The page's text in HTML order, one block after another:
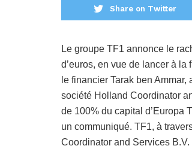
Share on Twitter
Le groupe TF1 annonce le
d’euros, en vue de lancer à
le financier Tarak ben
société Holland Coordinator
de 100% du capital d’Europa
un communiqué. TF1, à
Coordinator and Services